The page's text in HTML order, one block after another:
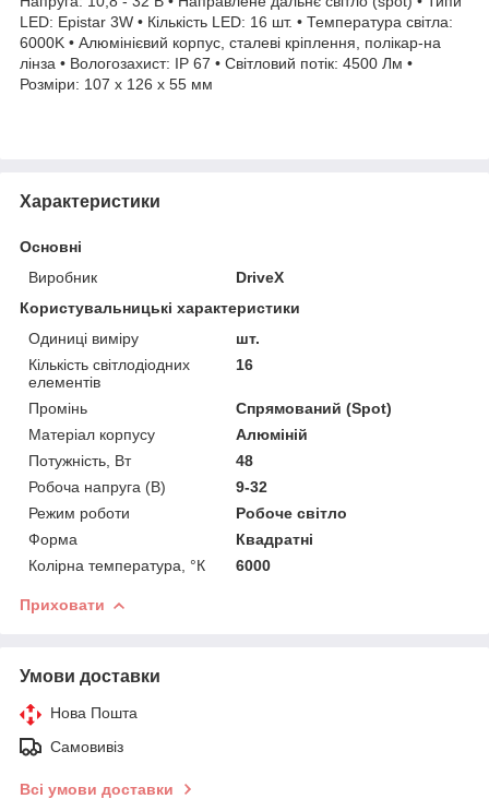
LED: Epistar 3W • Кількість LED: 16 шт. • Температура світла:
6000K • Алюмінієвий корпус, сталеві кріплення, полікар-на
лінза • Вологозахист: IP 67 • Світловий потік: 4500 Лм •
Розміри: 107 х 126 х 55 мм
Характеристики
Основні
Виробник
DriveX
Користувальницькі характеристики
Одиниці виміру
шт.
Кількість світлодіодних
елементів
16
Промінь
Спрямований (Spot)
Матеріал корпусу
Алюміній
Потужність, Вт
48
Робоча напруга (В)
9-32
Режим роботи
Робоче світло
Форма
Квадратні
Колірна температура, °К
6000
Приховати
Умови доставки
Нова Пошта
Самовивіз
Всі умови доставки